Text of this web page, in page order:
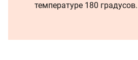
температуре 180 градусов.